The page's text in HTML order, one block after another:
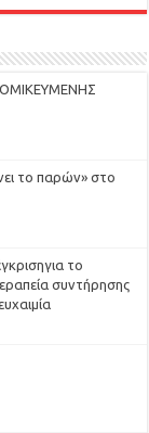
το παρών» στο
το
συντήρησης